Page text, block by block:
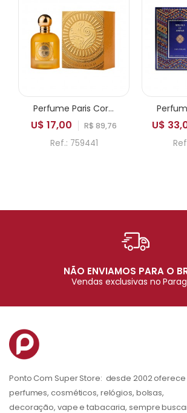
Perfume Paris Corner Emir Mango Punch EDP Unissex 100ml
U$ 17,00 R$ 89,76
Ref.: 759441
U$
NÃO ENVIAMOS PARA O
Vendas exclusivas no
Ponto Com Super Store: desde 2002 oferece
perfumes, cosméticos, relógios, bolsas,
decoração, vape e tabacaria, sempre